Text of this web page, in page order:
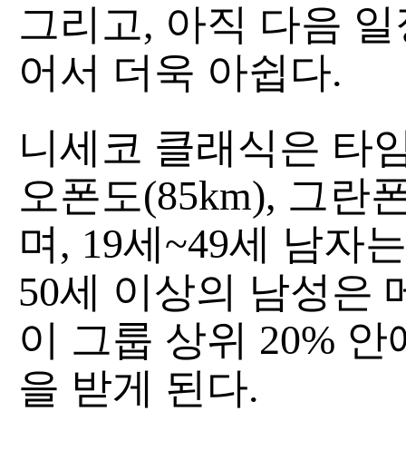
그리고, 아직 다음
어서 더욱 아쉽다.
니세코 클래식은 타
오폰도(85km), 그란
며, 19세~49세 남자
50세 이상의 남성은
이 그룹 상위 20%
을 받게 된다.